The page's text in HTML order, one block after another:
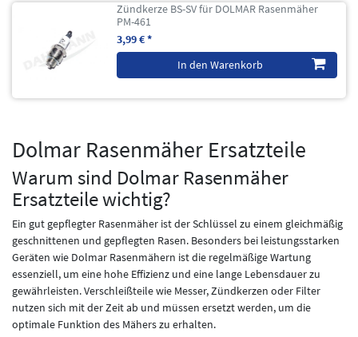
Zündkerze BS-SV für DOLMAR Rasenmäher
PM-461
3,99 € *
In den Warenkorb
Dolmar Rasenmäher Ersatzteile
Warum sind Dolmar Rasenmäher
Ersatzteile wichtig?
Ein gut gepflegter Rasenmäher ist der Schlüssel zu einem gleichmäßig
geschnittenen und gepflegten Rasen. Besonders bei leistungsstarken
Geräten wie Dolmar Rasenmähern ist die regelmäßige Wartung
essenziell, um eine hohe Effizienz und eine lange Lebensdauer zu
gewährleisten. Verschleißteile wie Messer, Zündkerzen oder Filter
nutzen sich mit der Zeit ab und müssen ersetzt werden, um die
optimale Funktion des Mähers zu erhalten.